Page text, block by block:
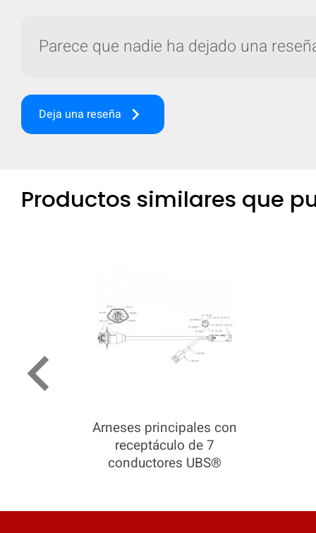
Comparar
Parece que nadie ha dejado una
Deja una reseña keyboard_arrow_right
Productos similares que
Arneses principales con
receptáculo de 7
conductores UBS®
keyboard_arrow_left